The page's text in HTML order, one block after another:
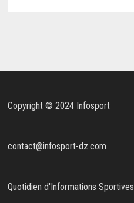
Copyright © 2024 Infosport
contact@infosport-dz.com
Quotidien d'Informations Sportives